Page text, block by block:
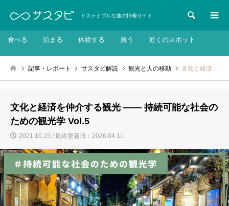
サステナブルな旅の情報サイト 検索
食べる 泊まる 体験する 買う 近くのスポット
記事・レポート サスタビ解説 観光と人の移動 文化と経済を仲介する観光 ―― 持続可能な社会のための観光学 Vol.5
文化と経済を仲介する観光 ―― 持続可能な社会の
ための観光学 Vol.5
2021.10.15 / 最終更新日：2026.04.11